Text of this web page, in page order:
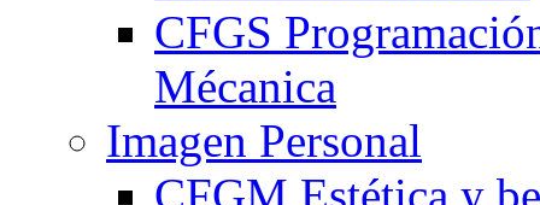
CFGS
Mécanica
Imagen Personal
CFGM Estética y